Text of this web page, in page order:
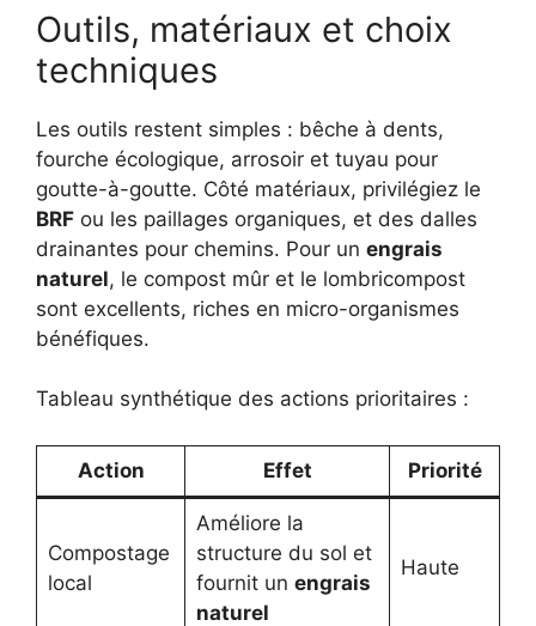
Outils, matériaux et choix
techniques
Les outils restent simples : bêche à dents,
fourche écologique, arrosoir et tuyau pour
goutte-à-goutte. Côté matériaux, privilégiez le
BRF ou les paillages organiques, et des dalles
drainantes pour chemins. Pour un engrais
naturel, le compost mûr et le lombricompost
sont excellents, riches en micro-organismes
bénéfiques.
Tableau synthétique des actions prioritaires :
Action Effet Priorité
Compostage
local
Améliore la
structure du sol et
fournit un engrais
naturel
Haute